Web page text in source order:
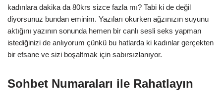
kadınlara dakika da 80krs sizce fazla mı? Tabi ki de değil
diyorsunuz bundan eminim. Yazıları okurken ağzınızın suyunu
aktığını yazının sonunda hemen bir canlı sesli seks yapman
istediğinizi de anlıyorum çünkü bu hatlarda ki kadınlar gerçekten
bir efsane ve sizi boşaltmak için sabırsızlanıyor.
Sohbet Numaraları ile Rahatlayın